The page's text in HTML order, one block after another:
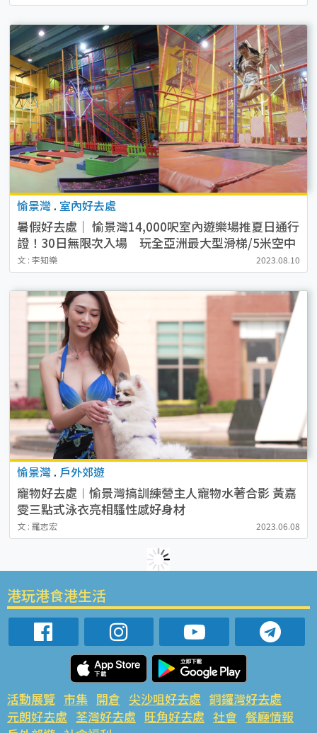
愉景灣 . 室內好去處
暑假好去處｜ 愉景灣14,000呎室內遊樂場推夏日通行
證！30日無限次入場 玩全亞洲最大型滑梯/5米空中
鋼索/攀石場（附地點/收費/預約詳情）
文 : 李知樂 2023.08.10
愉景灣 . 戶外郊遊
寵物好去處︱愉景灣搞訓練營主人寵物水著合影 黃嘉
雯三點式泳衣亮相騷性感好身材
文 : 羅志宏 2023.06.08
港玩港食港生活
活動展覽 市集 開倉 尖沙咀好去處 銅鑼灣好去處
元朗好去處 荃灣好去處 旺角好去處 社會 餐廳情報